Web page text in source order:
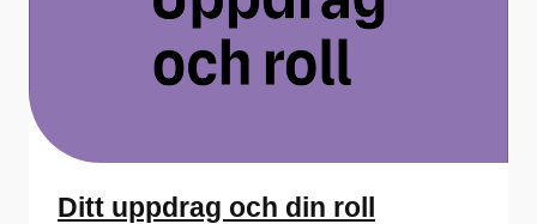
Ditt uppdrag och din roll